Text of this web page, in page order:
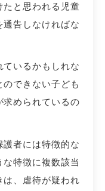
たと思われる児童
通告しなければな
いるかもしれな
できない子ども
求められているの
護者には特徴的な
特徴に複数該当
は、虐待が疑われ